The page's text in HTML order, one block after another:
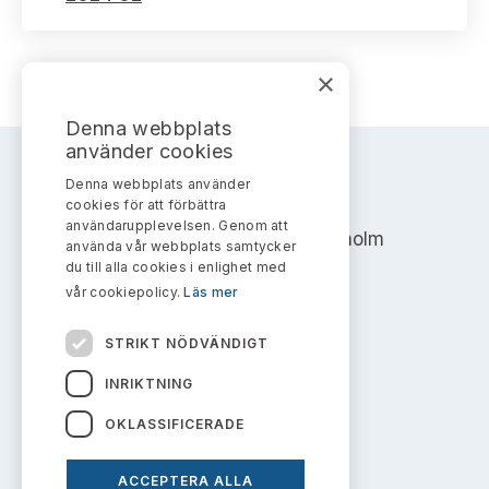
AKTIEMARKNADSNÄMNDEN
Address: Box 7354, 103 90 Stockholm
info@aktiemarknadsnamnden.se
Om innehållet
Om webbplatsen
×
Denna webbplats
använder cookies
Denna webbplats använder
cookies för att förbättra
användarupplevelsen. Genom att
använda vår webbplats samtycker
du till alla cookies i enlighet med
vår cookiepolicy.Läs mer
STRIKT NÖDVÄNDIGT
INRIKTNING
OKLASSIFICERADE
ACCEPTERA ALLA